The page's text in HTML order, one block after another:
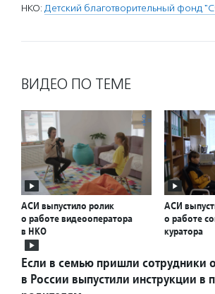
НКО: Детский благотворительный фонд
ВИДЕО ПО ТЕМЕ
АСИ выпустило ролик
о работе видеооператора
в НКО
АСИ
о работе
куратора
Если в семью пришли сотрудники
в России выпустили инструкции в